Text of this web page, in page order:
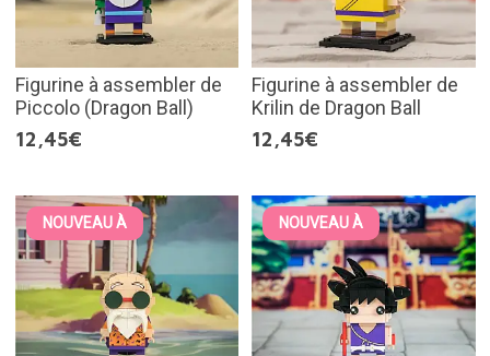
Figurine à assembler de
Piccolo (Dragon Ball)
12,45€
Figurine à assembler de
Krilin de Dragon Ball
12,45€
NOUVEAU À NOUVEAU À